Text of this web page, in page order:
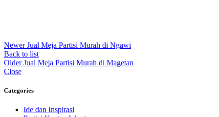
Newer Jual Meja Partisi Murah di Ngawi
Back to list
Older Jual Meja Partisi Murah di Magetan
Close
Categories
Ide dan Inspirasi